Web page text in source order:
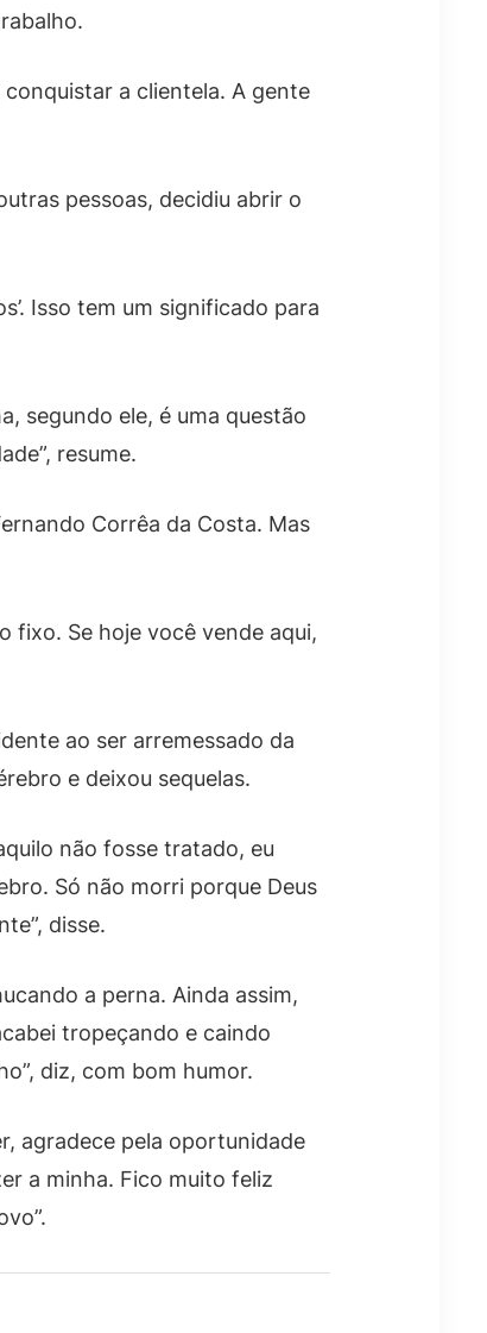
a clientela. A gente
pessoas, decidiu abrir o
Isso tem um significado para
segundo ele, é uma questão
resume.
Corrêa da Costa. Mas
fixo. Se hoje você vende aqui,
ao ser arremessado da
e deixou sequelas.
não fosse tratado, eu
Só não morri porque Deus
disse.
a perna. Ainda assim,
tropeçando e caindo
diz, com bom humor.
agradece pela oportunidade
a minha. Fico muito feliz